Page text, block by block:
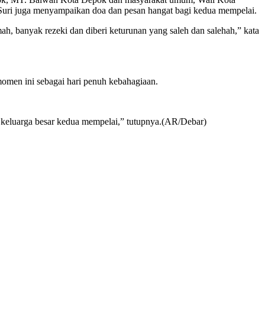
juga menyampaikan doa dan pesan hangat bagi kedua mempelai.
banyak rezeki dan diberi keturunan yang saleh dan salehah,” kata
ini sebagai hari penuh kebahagiaan.
besar kedua mempelai,” tutupnya.(AR/Debar)